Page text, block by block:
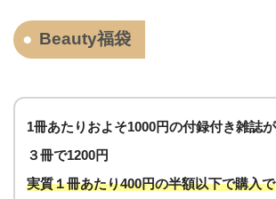
Beauty福袋
1冊あたりおよそ1000円の付録付き雑誌が
３冊で1200円
実質１冊あたり400円の半額以下で購入で